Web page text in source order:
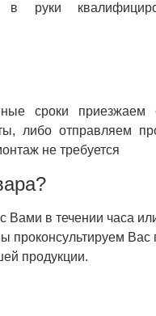
в руки
сроки приезжаем
либо отправляем
не требуется
Вами в течении часа
проконсультируем Вас
продукции.